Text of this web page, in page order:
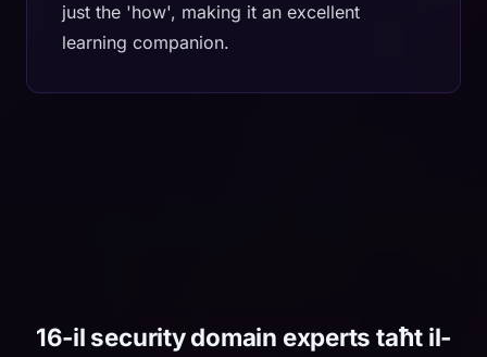
just the 'how', making it an excellent
learning companion.
16-il security domain experts taħt il-